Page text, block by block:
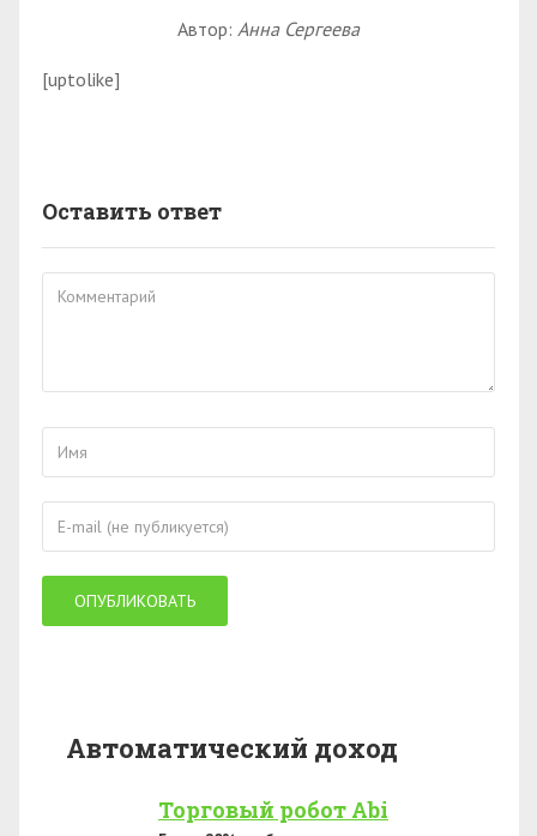
Автор: Анна Сергеева
[uptolike]
Оставить ответ
Автоматический доход
Торговый робот Abi